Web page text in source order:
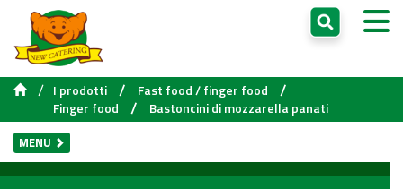
/ I prodotti / Fast food / finger food /
Finger food / Bastoncini di mozzarella panati
MENU